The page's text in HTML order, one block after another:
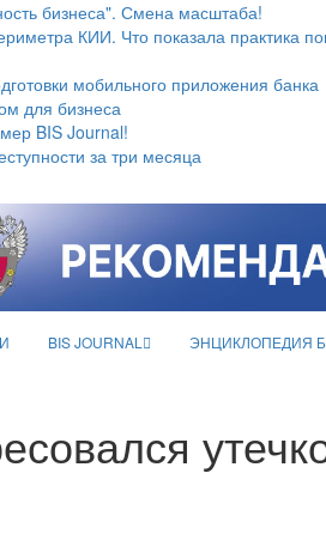
бизнеса". Смена масштаба!
КИИ. Что показала практика
мобильного приложения банка
для бизнеса
BIS Journal!
за три месяца
BIS JOURNAL ЭНЦИКЛОПЕДИЯ